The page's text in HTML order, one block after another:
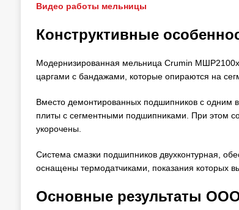
Видео работы мельницы
Конструктивные
Модернизированная мельница Crumin
царгами с бандажами, которые опираются на
Вместо демонтированных подшипников с
плиты с сегментными подшипниками. При этом
укорочены.
Система смазки подшипников двухконтурная,
оснащены термодатчиками, показания которых
Основные результаты